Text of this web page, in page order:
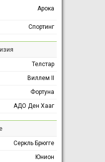
Арока
Спортинг
Телстар
Виллем II
Фортуна
АДО Ден Хааг
Серкль Брюгге
Юнион